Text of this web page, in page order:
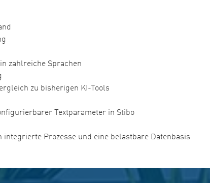
zahlreiche Sprachen
zu bisherigen KI-Tools
Textparameter in Stibo
Prozesse und eine belastbare Datenbasis